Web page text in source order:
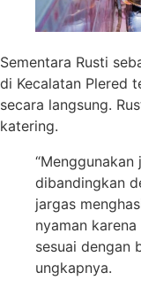
Sementara Rusti
di Kecalatan Plered
secara langsung.
katering.
dibandingkan
jargas
nyaman
sesuai dengan
ungkapnya.